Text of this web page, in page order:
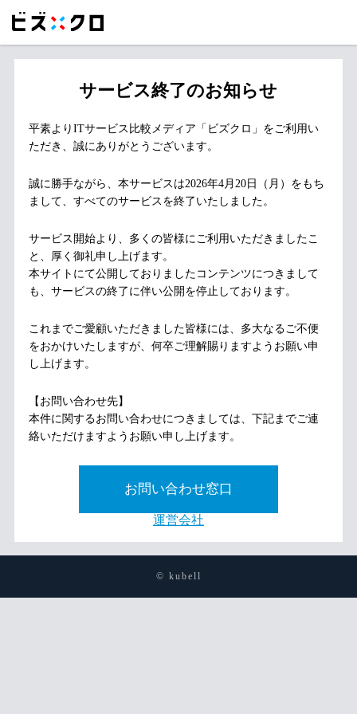
サービス終了のお知らせ
平素よりITサービス比較メディア「ビズクロ」をご利用い
ただき、誠にありがとうございます。
誠に勝手ながら、本サービスは2026年4月20日（月）をもち
まして、すべてのサービスを終了いたしました。
サービス開始より、多くの皆様にご利用いただきましたこ
と、厚く御礼申し上げます。
本サイトにて公開しておりましたコンテンツにつきまして
も、サービスの終了に伴い公開を停止しております。
これまでご愛顧いただきました皆様には、多大なるご不便
をおかけいたしますが、何卒ご理解賜りますようお願い申
し上げます。
【お問い合わせ先】
本件に関するお問い合わせにつきましては、下記までご連
絡いただけますようお願い申し上げます。
お問い合わせ窓口
運営会社
© kubell